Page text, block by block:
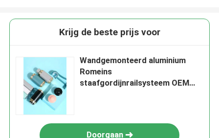
Krijg de beste prijs voor
Wandgemonteerd aluminium
Romeins
staafgordijnrailsysteem OEM
Doorgaan